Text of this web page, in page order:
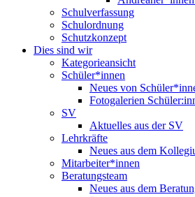
Schulverfassung
Schulordnung
Schutzkonzept
Dies sind wir
Kategorieansicht
Schüler*innen
Neues von
Fotogalerien
SV
Aktuelles aus der SV
Lehrkräfte
Neues aus dem
Mitarbeiter*innen
Beratungsteam
Neues aus dem